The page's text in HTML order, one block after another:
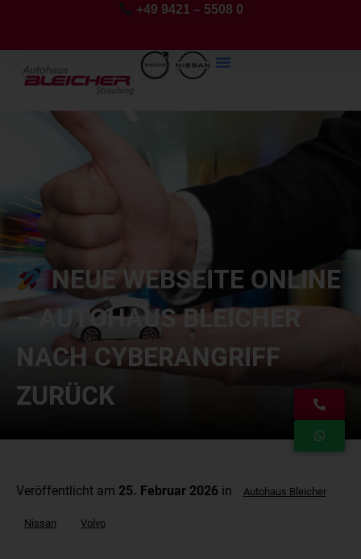
+49 9421 – 5508 0
NEUE WEBSEITE ONLINE
– AUTOHAUS BLEICHER
NACH CYBERANGRIFF
ZURÜCK
Veröffentlicht am 25. Februar 2026 in Autohaus Bleicher
Nissan Volvo